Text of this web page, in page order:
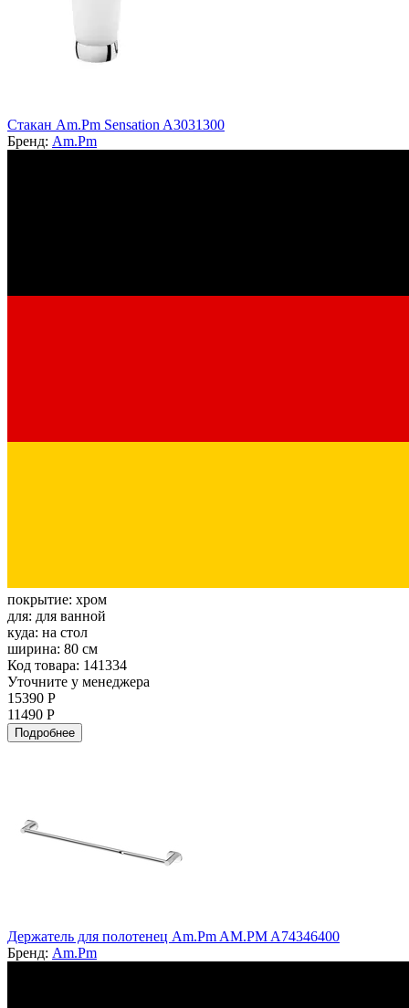
Стакан Am.Pm Sensation A3031300
Бренд: Am.Pm
покрытие: хром
для: для ванной
куда: на стол
ширина: 80 см
Код товара: 141334
Уточните у менеджера
15390 Р
11490 Р
Подробнее
Держатель для полотенец Am.Pm AM.PM A74346400
Бренд: Am.Pm